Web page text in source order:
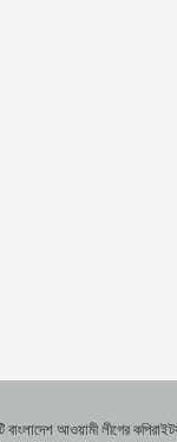
বাংলাদেশ আওয়ামী লীগের